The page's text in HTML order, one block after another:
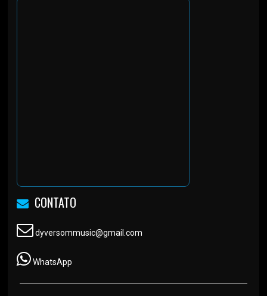
CONTATO
dyversommusic@gmail.com
WhatsApp